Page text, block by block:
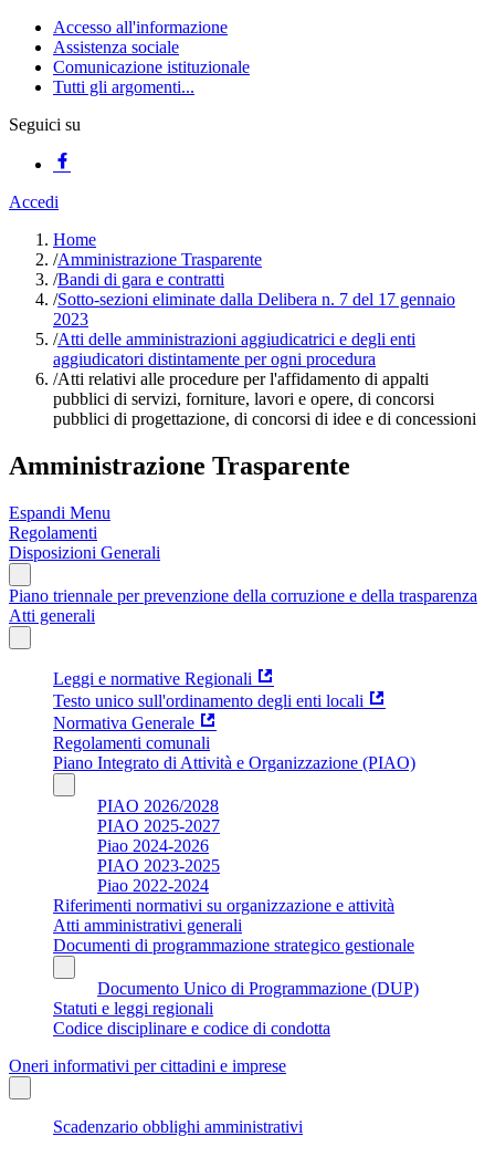
Accesso all'informazione
Assistenza sociale
Comunicazione istituzionale
Tutti gli argomenti...
Seguici su
Accedi
Home
/Amministrazione Trasparente
/Bandi di gara e contratti
/Sotto-sezioni eliminate dalla Delibera n. 7 del 17 gennaio
2023
/Atti delle amministrazioni aggiudicatrici e degli enti
aggiudicatori distintamente per ogni procedura
/Atti relativi alle procedure per l'affidamento di appalti
pubblici di servizi, forniture, lavori e opere, di concorsi
pubblici di progettazione, di concorsi di idee e di concessioni
Amministrazione Trasparente
Espandi Menu
Regolamenti
Disposizioni Generali
Piano triennale per prevenzione della corruzione e della trasparenza
Atti generali
Leggi e normative Regionali
Testo unico sull'ordinamento degli enti locali
Normativa Generale
Regolamenti comunali
Piano Integrato di Attività e Organizzazione (PIAO)
PIAO 2026/2028
PIAO 2025-2027
Piao 2024-2026
PIAO 2023-2025
Piao 2022-2024
Riferimenti normativi su organizzazione e attività
Atti amministrativi generali
Documenti di programmazione strategico gestionale
Documento Unico di Programmazione (DUP)
Statuti e leggi regionali
Codice disciplinare e codice di condotta
Oneri informativi per cittadini e imprese
Scadenzario obblighi amministrativi